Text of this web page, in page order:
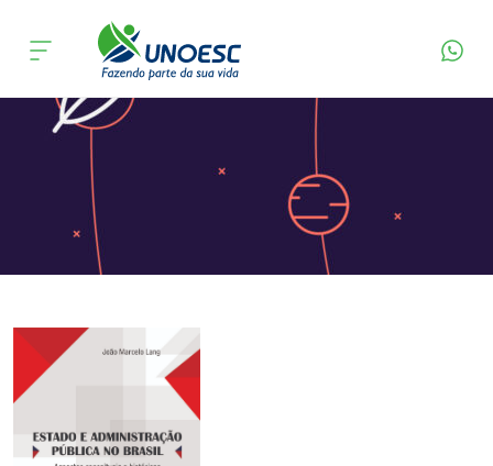
Cursos
Onde estamos
Atendimento ao Estudante